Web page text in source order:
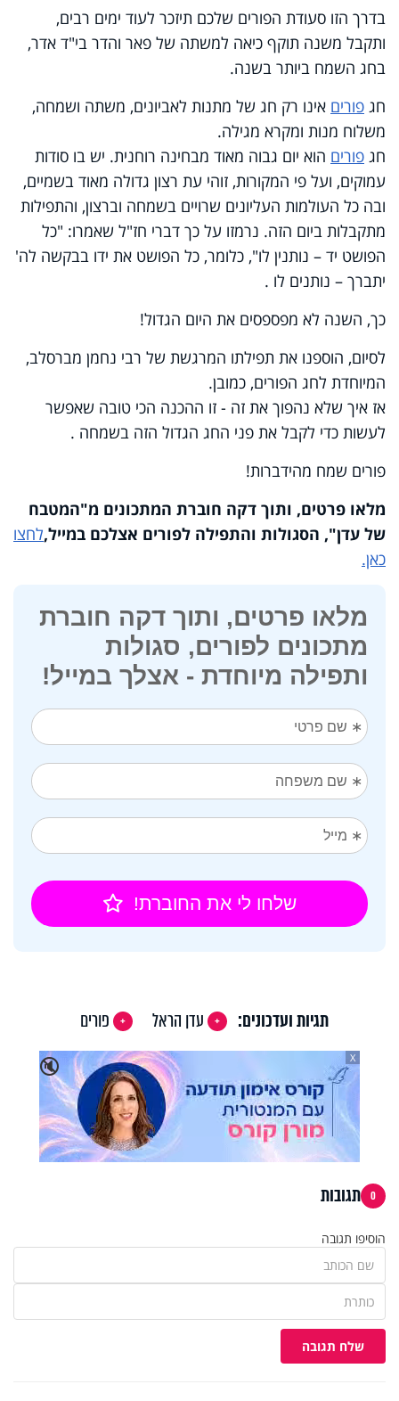
בדרך הזו סעודת הפורים שלכם תיזכר לעוד ימים רבים,
ותקבל משנה תוקף כיאה למשתה של פאר והדר בי"ד אדר,
בחג השמח ביותר בשנה.
חג פורים אינו רק חג של מתנות לאביונים, משתה ושמחה,
משלוח מנות ומקרא מגילה.
חג פורים הוא יום גבוה מאוד מבחינה רוחנית. יש בו סודות
עמוקים, ועל פי המקורות, זוהי עת רצון גדולה מאוד בשמיים,
ובה כל העולמות העליונים שרויים בשמחה וברצון, והתפילות
מתקבלות ביום הזה. נרמזו על כך דברי חז"ל שאמרו: "כל
הפושט יד – נותנין לו", כלומר, כל הפושט את ידו בבקשה לה'
יתברך – נותנים לו .
כך, השנה לא מפספסים את היום הגדול!
לסיום, הוספנו את תפילתו המרגשת של רבי נחמן מברסלב,
המיוחדת לחג הפורים, כמובן.
אז איך שלא נהפוך את זה - זו ההכנה הכי טובה שאפשר
לעשות כדי לקבל את פני החג הגדול הזה בשמחה .
פורים שמח מהידברות!
מלאו פרטים, ותוך דקה חוברת המתכונים מ"המטבח
של עדן", הסגולות והתפילה לפורים אצלכם במייל,לחצו
כאן.
תגיות ועדכונים: עדן הראל
פורים
🔇
X
0 תגובות
הוסיפו תגובה
שלח תגובה